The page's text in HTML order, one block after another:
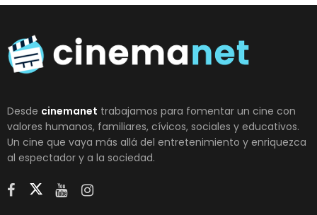
Desde cinemanet trabajamos para fomentar un cine con
valores humanos, familiares, cívicos, sociales y educativos.
Un cine que vaya más allá del entretenimiento y enriquezca
al espectador y a la sociedad.